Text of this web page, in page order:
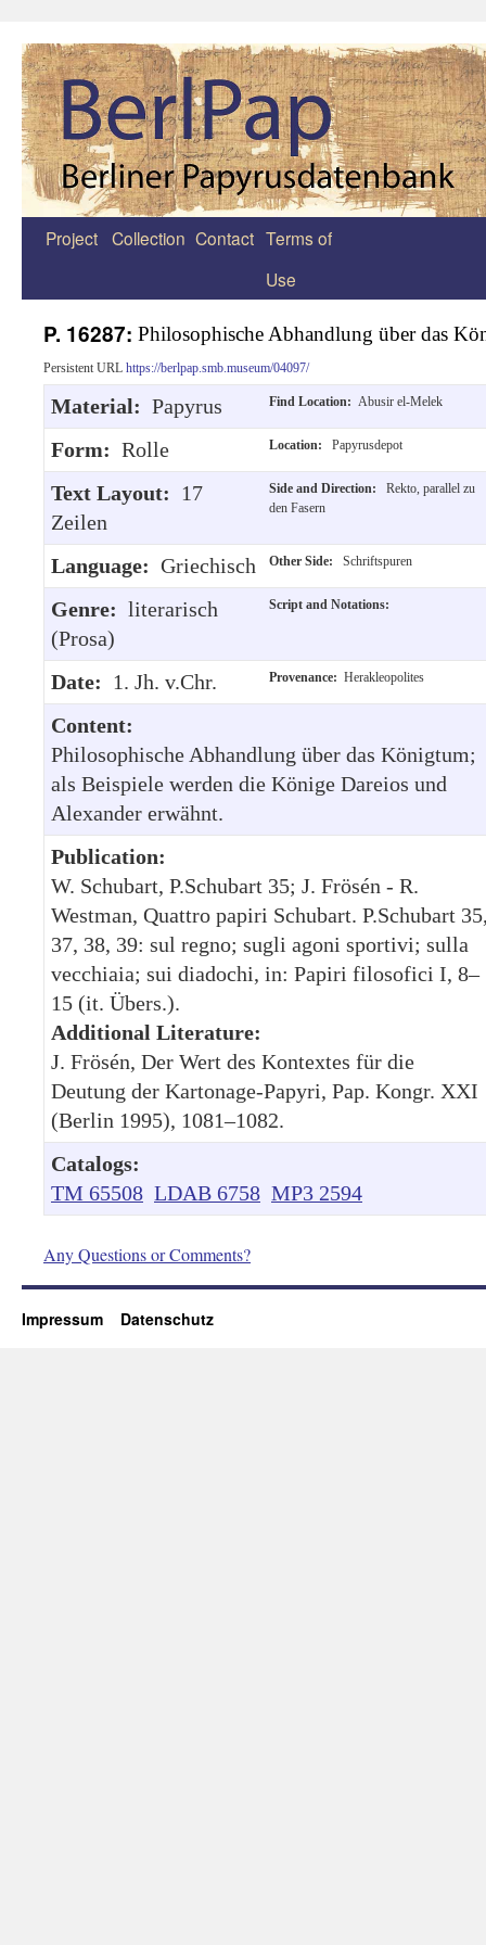
Zum
Project Collection Contact Terms of
Use
P. 16287: Philosophische Abhandlung über das
Persistent URL https://berlpap.smb.museum/04097/
Material: Papyrus Find Location: Abusir el-Melek
Form: Rolle Location: Papyrusdepot
Text Layout: 17
Zeilen
Side and Direction:
Rekto, parallel zu
den Fasern
Language: Griechisch Other Side: Schriftspuren
Genre: literarisch
(Prosa)
Script and Notations:
Date: 1. Jh. v.Chr. Provenance: Herakleopolites
Content:
Philosophische Abhandlung über das Königtum;
als Beispiele werden die Könige Dareios und
Alexander erwähnt.
Publication:
W. Schubart, P.Schubart 35; J. Frösén - R.
Westman, Quattro papiri Schubart. P.Schubart
37, 38, 39: sul regno; sugli agoni sportivi; sulla
vecchiaia; sui diadochi, in: Papiri filosofici I, 8–
15 (it. Übers.).
Additional Literature:
J. Frösén, Der Wert des Kontextes für die
Deutung der Kartonage-Papyri, Pap. Kongr. XXI
(Berlin 1995), 1081–1082.
Catalogs:
TM 65508 LDAB 6758 MP3 2594
Any Questions or Comments?
Impressum Datenschutz